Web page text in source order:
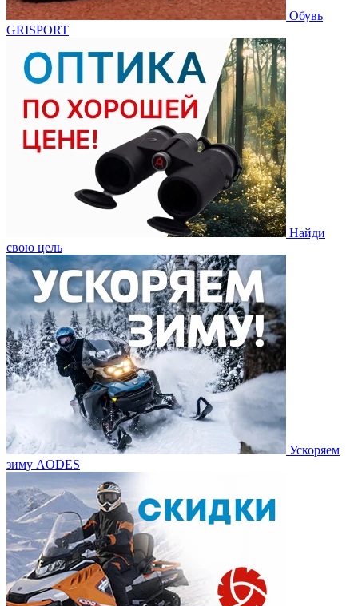
Обувь
GRISPORT
Найди
свою цель
Ускоряем
зиму AODES